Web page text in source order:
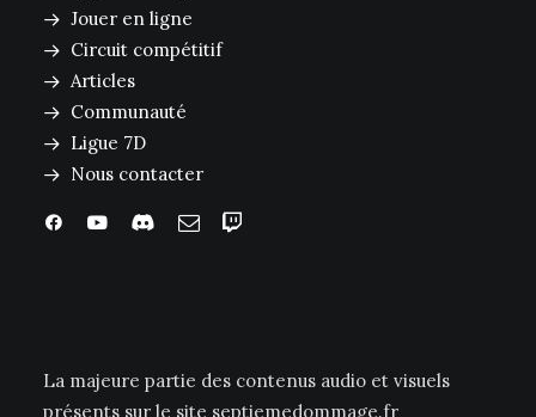
Jouer en ligne
Circuit compétitif
Articles
Communauté
Ligue 7D
Nous contacter
La majeure partie des contenus audio et visuels
présents sur le site septiemedommage.fr